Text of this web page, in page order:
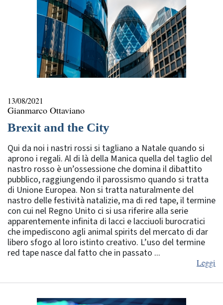
13/08/2021
Gianmarco Ottaviano
Brexit and the City
Qui da noi i nastri rossi si tagliano a Natale quando si
aprono i regali. Al di là della Manica quella del taglio del
nastro rosso è un’ossessione che domina il dibattito
pubblico, raggiungendo il parossismo quando si tratta
di Unione Europea. Non si tratta naturalmente del
nastro delle festività natalizie, ma di red tape, il termine
con cui nel Regno Unito ci si usa riferire alla serie
apparentemente infinita di lacci e lacciuoli burocratici
che impediscono agli animal spirits del mercato di dar
libero sfogo al loro istinto creativo. L’uso del termine
red tape nasce dal fatto che in passato ...
Leggi